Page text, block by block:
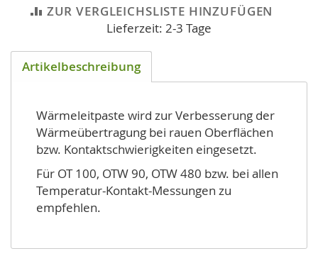
ZUR VERGLEICHSLISTE HINZUFÜGEN
Lieferzeit: 2-3 Tage
Artikelbeschreibung
Wärmeleitpaste wird zur Verbesserung der
Wärmeübertragung bei rauen Oberflächen
bzw. Kontaktschwierigkeiten eingesetzt.
Für OT 100, OTW 90, OTW 480 bzw. bei allen
Temperatur-Kontakt-Messungen zu
empfehlen.